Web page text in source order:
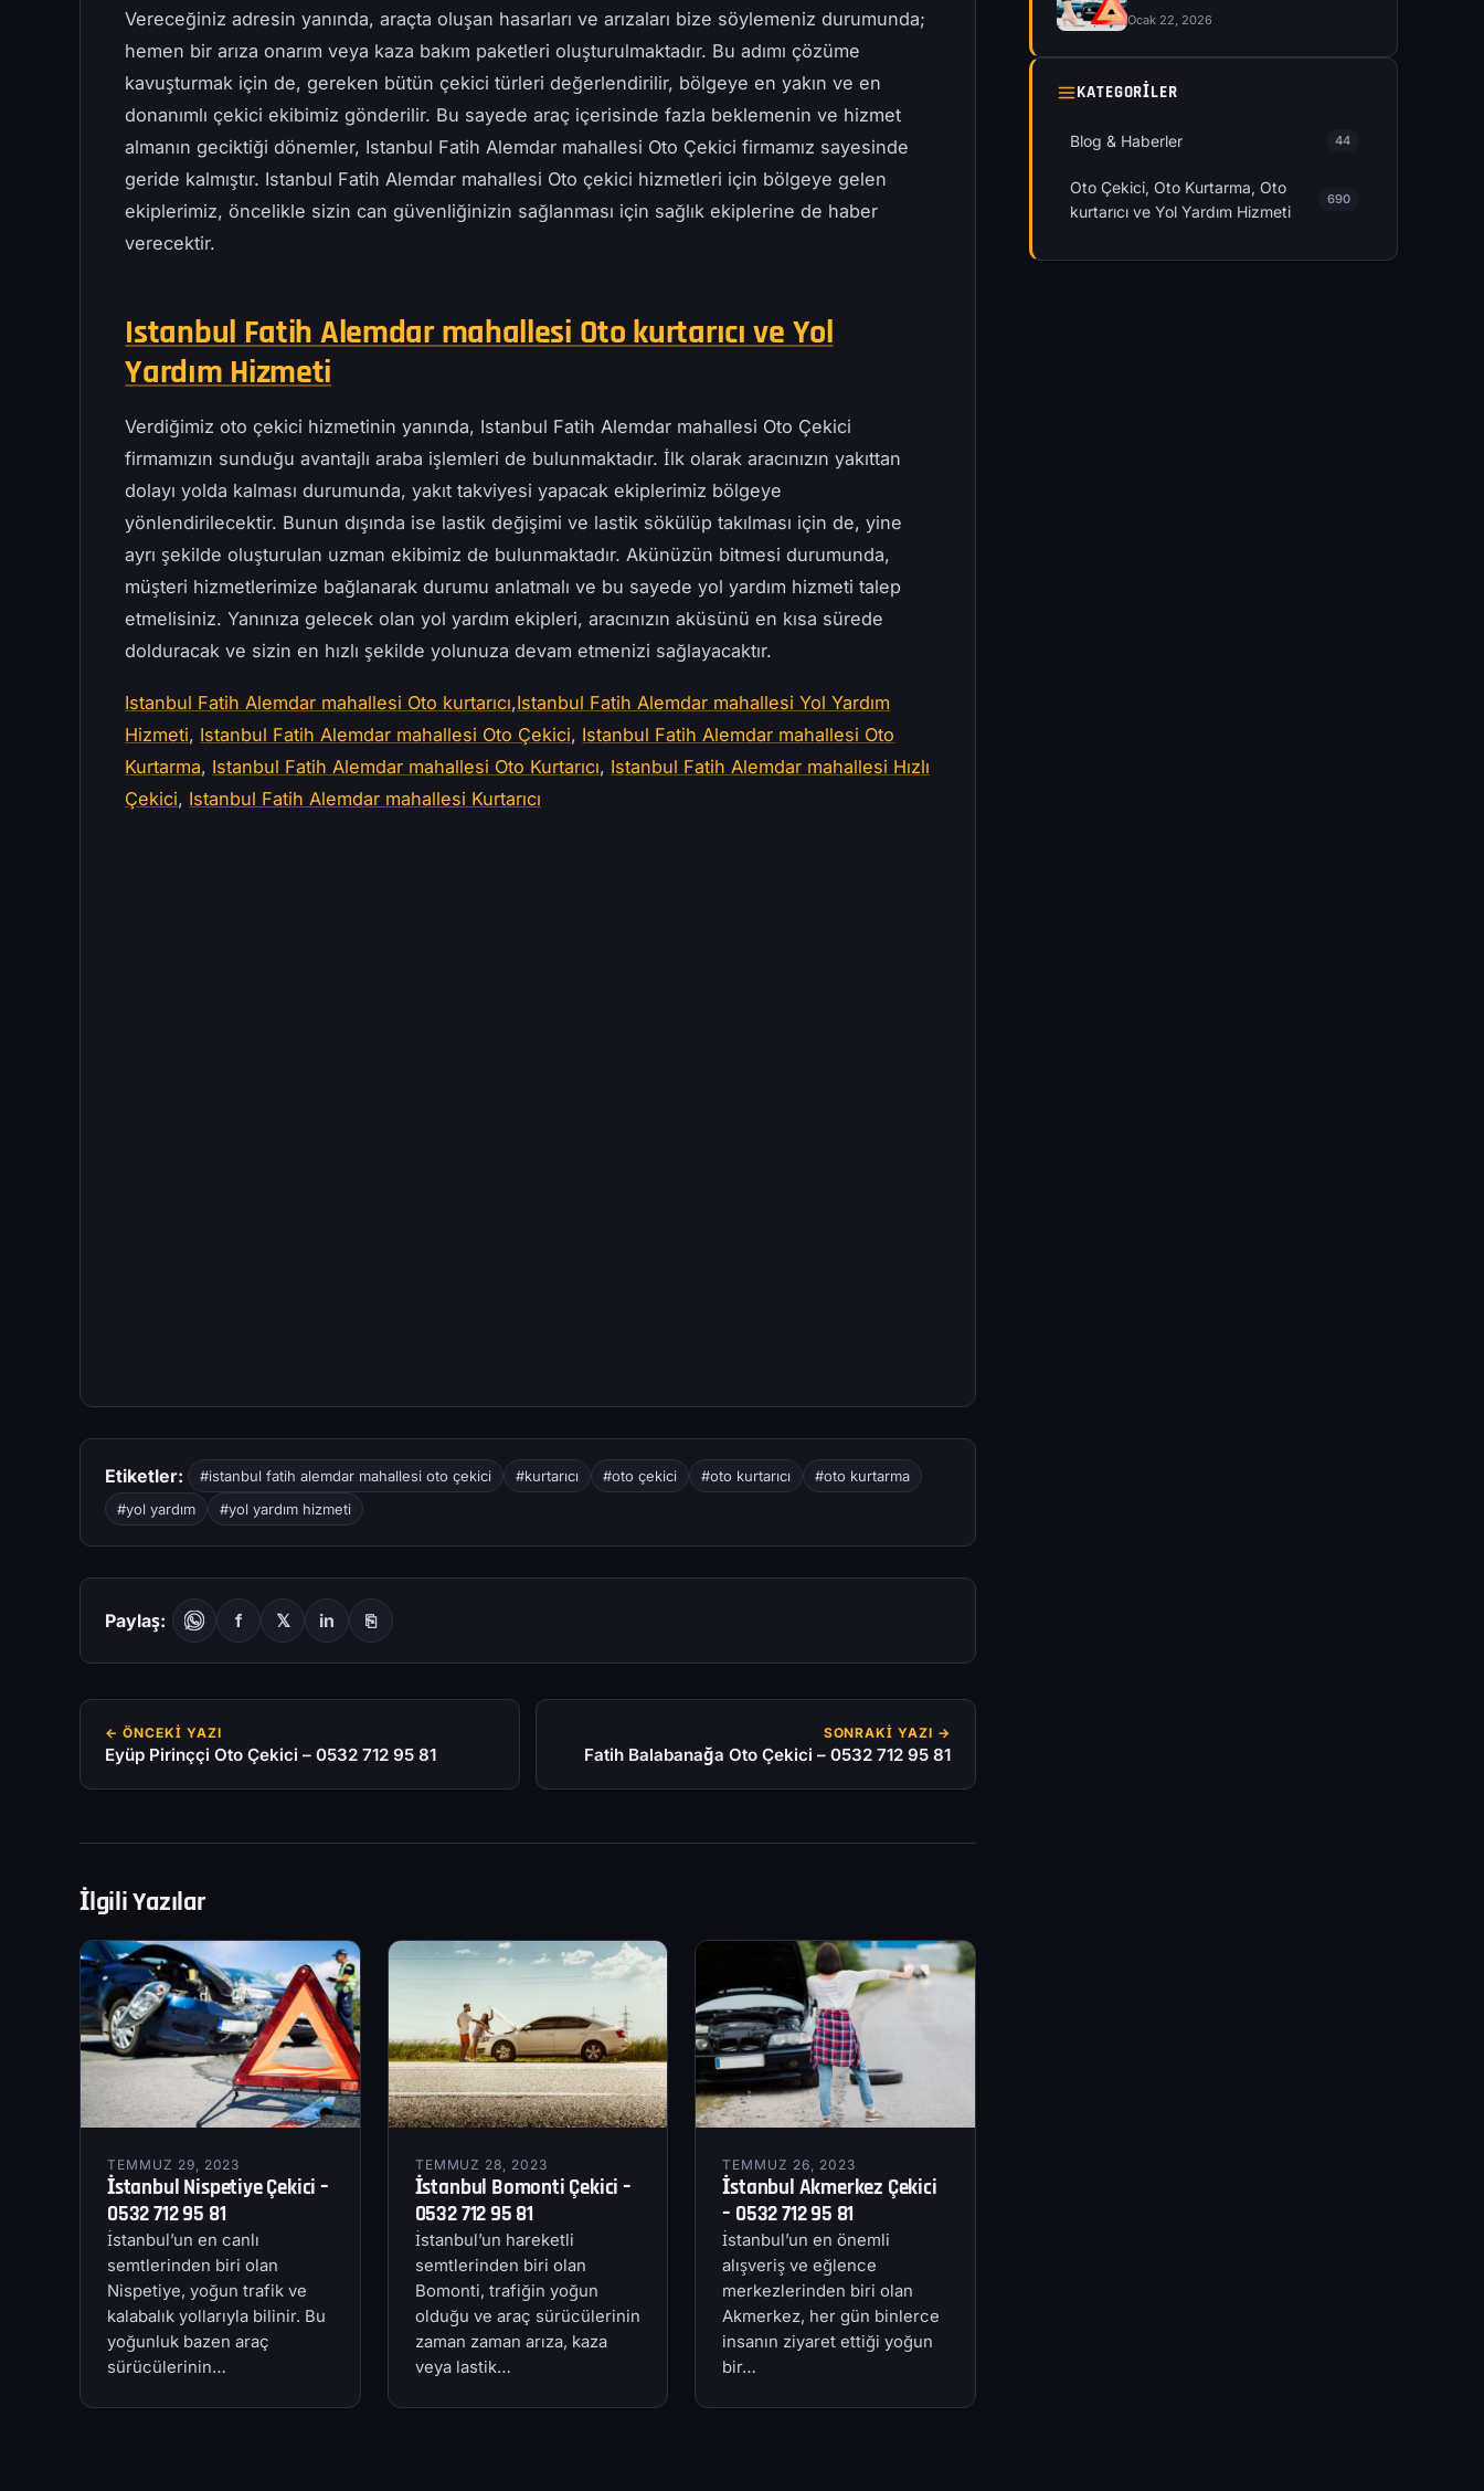
Vereceğiniz adresin yanında, araçta oluşan hasarları ve arızaları bize söylemeniz durumunda;
hemen bir arıza onarım veya kaza bakım paketleri oluşturulmaktadır. Bu adımı çözüme
kavuşturmak için de, gereken bütün çekici türleri değerlendirilir, bölgeye en yakın ve en
donanımlı çekici ekibimiz gönderilir. Bu sayede araç içerisinde fazla beklemenin ve hizmet
almanın geciktiği dönemler, Istanbul Fatih Alemdar mahallesi Oto Çekici firmamız sayesinde
geride kalmıştır. Istanbul Fatih Alemdar mahallesi Oto çekici hizmetleri için bölgeye gelen
ekiplerimiz, öncelikle sizin can güvenliğinizin sağlanması için sağlık ekiplerine de haber
verecektir.
Istanbul Fatih Alemdar mahallesi Oto kurtarıcı ve Yol
Yardım Hizmeti
Verdiğimiz oto çekici hizmetinin yanında, Istanbul Fatih Alemdar mahallesi Oto Çekici
firmamızın sunduğu avantajlı araba işlemleri de bulunmaktadır. İlk olarak aracınızın yakıttan
dolayı yolda kalması durumunda, yakıt takviyesi yapacak ekiplerimiz bölgeye
yönlendirilecektir. Bunun dışında ise lastik değişimi ve lastik sökülüp takılması için de, yine
ayrı şekilde oluşturulan uzman ekibimiz de bulunmaktadır. Akünüzün bitmesi durumunda,
müşteri hizmetlerimize bağlanarak durumu anlatmalı ve bu sayede yol yardım hizmeti talep
etmelisiniz. Yanınıza gelecek olan yol yardım ekipleri, aracınızın aküsünü en kısa sürede
dolduracak ve sizin en hızlı şekilde yolunuza devam etmenizi sağlayacaktır.
Istanbul Fatih Alemdar mahallesi Oto kurtarıcı,Istanbul Fatih Alemdar mahallesi Yol Yardım
Hizmeti, Istanbul Fatih Alemdar mahallesi Oto Çekici, Istanbul Fatih Alemdar mahallesi Oto
Kurtarma, Istanbul Fatih Alemdar mahallesi Oto Kurtarıcı, Istanbul Fatih Alemdar mahallesi Hızlı
Çekici, Istanbul Fatih Alemdar mahallesi Kurtarıcı
Etiketler: #istanbul fatih alemdar mahallesi oto çekici #kurtarıcı #oto çekici #oto kurtarıcı
#oto kurtarma
#yol yardım
#yol yardım hizmeti
Paylaş: f 𝕏 in ⎘
← ÖNCEKI YAZI
Eyüp Pirinççi Oto Çekici – 0532 712 95 81
SONRAKI YAZI →
Fatih Balabanağa Oto Çekici – 0532 712 95 81
İlgili Yazılar
TEMMUZ 29, 2023
İstanbul Nispetiye Çekici –
0532 712 95 81
İstanbul’un en canlı
semtlerinden biri olan
Nispetiye, yoğun trafik ve
kalabalık yollarıyla bilinir. Bu
yoğunluk bazen araç
sürücülerinin…
TEMMUZ 28, 2023
İstanbul Bomonti Çekici –
0532 712 95 81
İstanbul’un hareketli
semtlerinden biri olan
Bomonti, trafiğin yoğun
olduğu ve araç sürücülerinin
zaman zaman arıza, kaza
veya lastik…
TEMMUZ 26, 2023
İstanbul Akmerkez Çekici
– 0532 712 95 81
İstanbul’un en önemli
alışveriş ve eğlence
merkezlerinden biri olan
Akmerkez, her gün binlerce
insanın ziyaret ettiği yoğun
bir…
Ocak 22, 2026
KATEGORILER
Blog & Haberler 44
Oto Çekici, Oto Kurtarma, Oto
kurtarıcı ve Yol Yardım Hizmeti
690